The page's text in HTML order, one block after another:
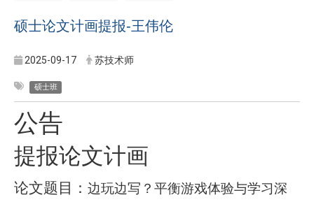
硕士论文计画提报-王伟伦
2025-09-17 苏技术师
硕士班
公告
提报论文计画
论文题目： 边玩边写？平衡游戏体验与学习深